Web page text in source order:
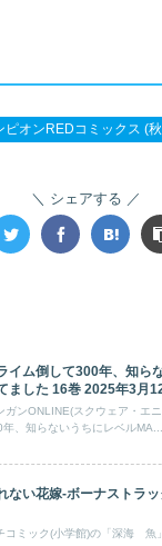
ピオンREDコミックス (
シェアする
イム倒して300年、知ら
ました 16巻 2025年3月
ガンONLINE(スクウェア・エ
、知らないうちにレベルMA...
ない花嫁-ボーナストラ